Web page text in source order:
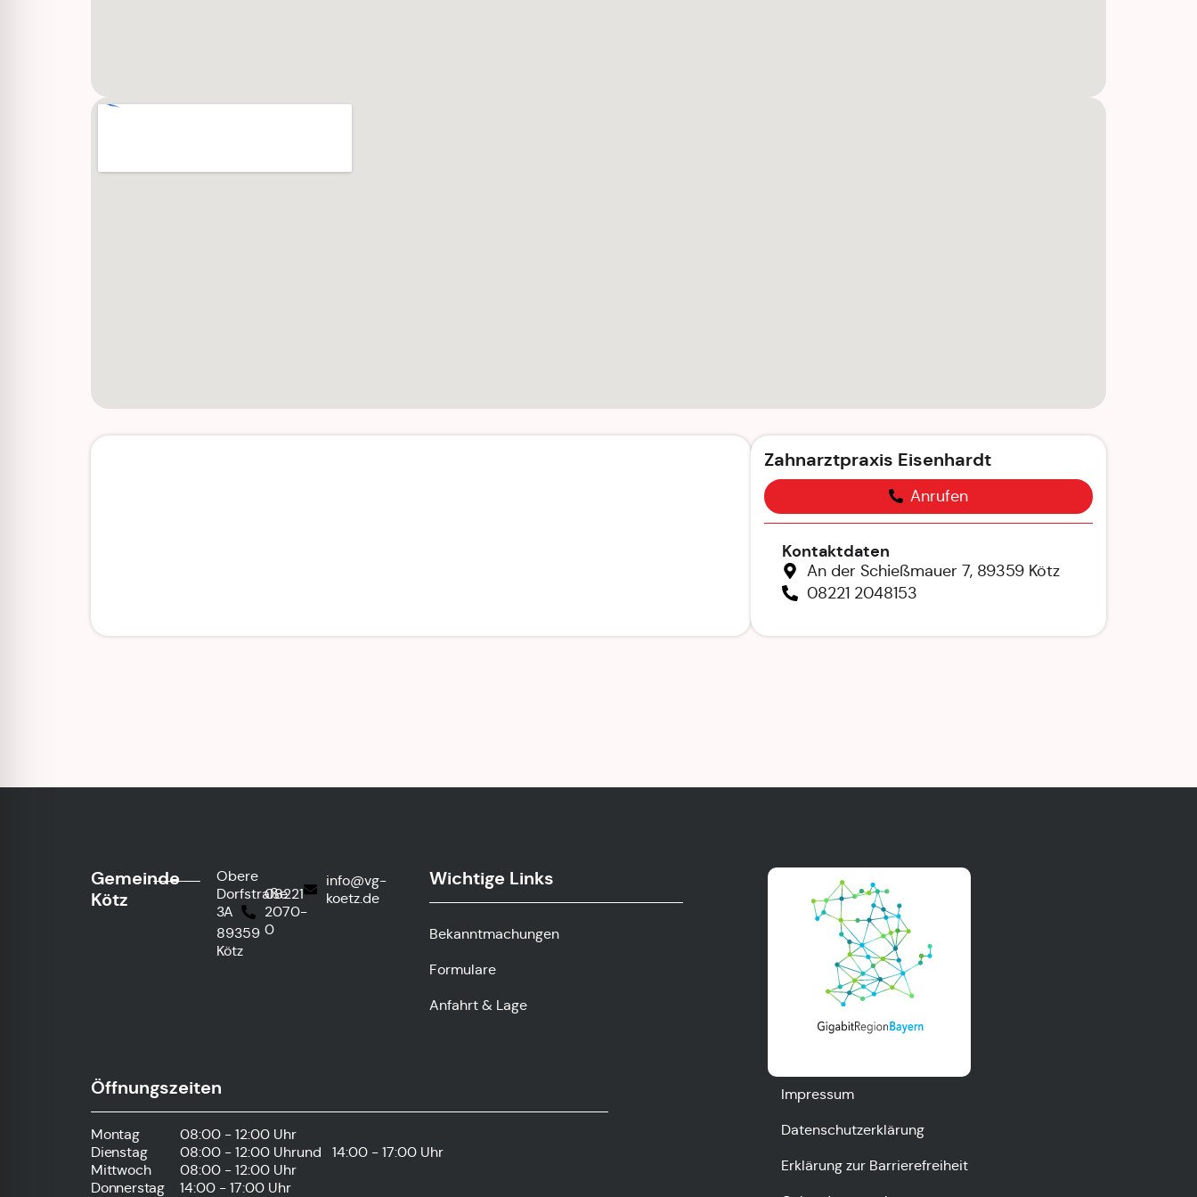
Zahnarztpraxis Eisenhardt
Anrufen
Kontaktdaten
An der Schießmauer 7, 89359 Kötz
08221 2048153
Gemeinde
Kötz
Obere
Dorfstraße
3A
89359
Kötz
08221
2070-
0
info@vg-
koetz.de
Wichtige Links
Bekanntmachungen
Formulare
Anfahrt & Lage
Öffnungszeiten
Montag
08:00 - 12:00 Uhr
Dienstag
08:00 - 12:00 Uhrund
14:00 - 17:00 Uhr
Mittwoch
08:00 - 12:00 Uhr
Donnerstag
14:00 - 17:00 Uhr
Impressum
Datenschutzerklärung
Erklärung zur Barrierefreiheit